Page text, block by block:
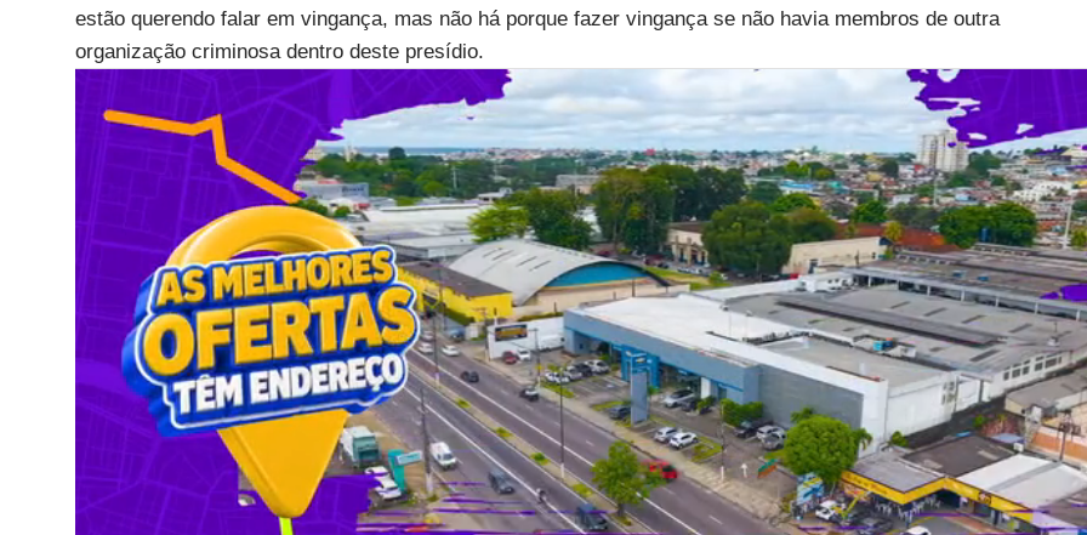
estão querendo falar em vingança, mas não há porque fazer vingança se não havia membros de outra
organização criminosa dentro deste presídio.